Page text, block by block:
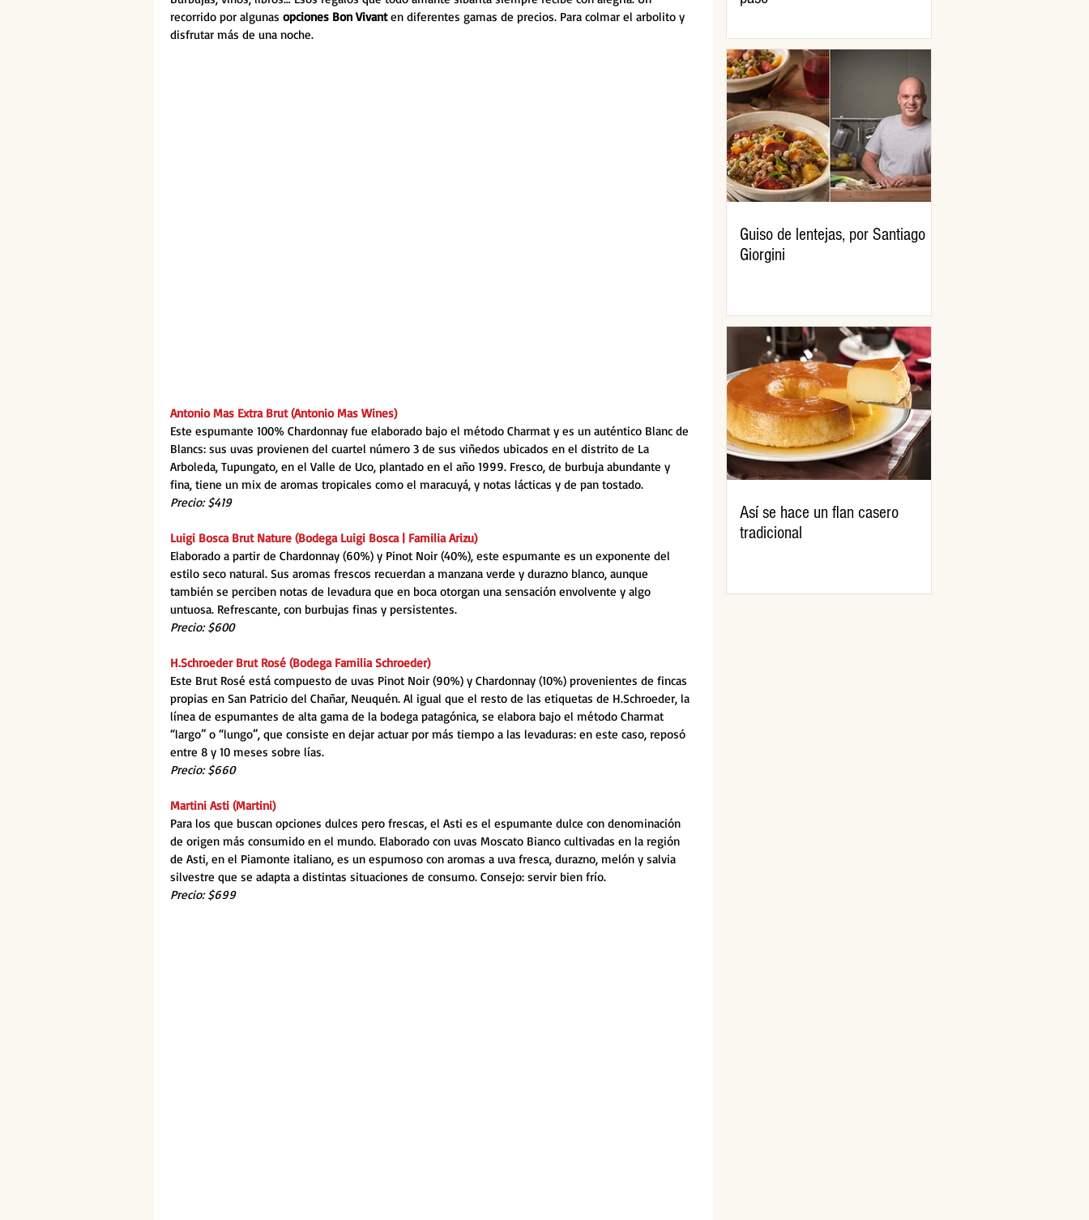
recorrido por algunas opciones Bon Vivant en diferentes gamas de precios. Para colmar el arbolito y
disfrutar más de una noche.
Antonio Mas Extra Brut (Antonio Mas Wines)
Este espumante 100% Chardonnay fue elaborado bajo el método Charmat y es un auténtico Blanc de
Blancs: sus uvas provienen del cuartel número 3 de sus viñedos ubicados en el distrito de La
Arboleda, Tupungato, en el Valle de Uco, plantado en el año 1999. Fresco, de burbuja abundante y
fina, tiene un mix de aromas tropicales como el maracuyá, y notas lácticas y de pan tostado.
Precio: $419
Luigi Bosca Brut Nature (Bodega Luigi Bosca | Familia Arizu)
Elaborado a partir de Chardonnay (60%) y Pinot Noir (40%), este espumante es un exponente del
estilo seco natural. Sus aromas frescos recuerdan a manzana verde y durazno blanco, aunque
también se perciben notas de levadura que en boca otorgan una sensación envolvente y algo
untuosa. Refrescante, con burbujas finas y persistentes.
Precio: $600
H.Schroeder Brut Rosé (Bodega Familia Schroeder)
Este Brut Rosé está compuesto de uvas Pinot Noir (90%) y Chardonnay (10%) provenientes de fincas
propias en San Patricio del Chañar, Neuquén. Al igual que el resto de las etiquetas de H.Schroeder, la
línea de espumantes de alta gama de la bodega patagónica, se elabora bajo el método Charmat
“largo” o “lungo”, que consiste en dejar actuar por más tiempo a las levaduras: en este caso, reposó
entre 8 y 10 meses sobre lías.
Precio: $660
Martini Asti (Martini)
Para los que buscan opciones dulces pero frescas, el Asti es el espumante dulce con denominación
de origen más consumido en el mundo. Elaborado con uvas Moscato Bianco cultivadas en la región
de Asti, en el Piamonte italiano, es un espumoso con aromas a uva fresca, durazno, melón y salvia
silvestre que se adapta a distintas situaciones de consumo. Consejo: servir bien frío.
Precio: $699
Guiso de lentejas, por Santiago
Giorgini
Así se hace un flan casero
tradicional